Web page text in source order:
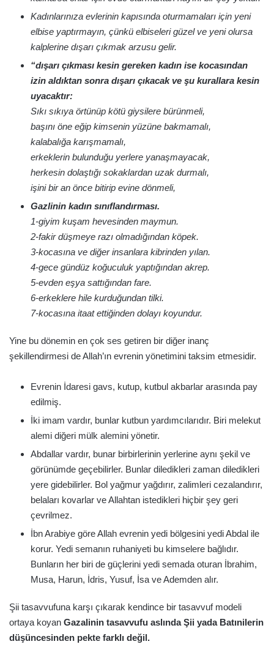
Kadınlarınıza evlerinin kapısında oturmamaları için yeni
elbise yaptırmayın, çünkü elbiseleri güzel ve yeni olursa
kalplerine dışarı çıkmak arzusu gelir.
“dışarı çıkması kesin gereken kadın ise kocasından
izin aldıktan sonra dışarı çıkacak ve şu kurallara kesin
uyacaktır:
Sıkı sıkıya örtünüp kötü giysilere bürünmeli,
başını öne eğip kimsenin yüzüne bakmamalı,
kalabalığa karışmamalı,
erkeklerin bulunduğu yerlere yanaşmayacak,
herkesin dolaştığı sokaklardan uzak durmalı,
işini bir an önce bitirip evine dönmeli,
Gazlinin kadın sınıflandırması.
1-giyim kuşam hevesinden maymun.
2-fakir düşmeye razı olmadığından köpek.
3-kocasına ve diğer insanlara kibrinden yılan.
4-gece gündüz koğuculuk yaptığından akrep.
5-evden eşya sattığından fare.
6-erkeklere hile kurduğundan tilki.
7-kocasına itaat ettiğinden dolayı koyundur.
Yine bu dönemin en çok ses getiren bir diğer inanç
şekillendirmesi de Allah’ın evrenin yönetimini taksim etmesidir.
Evrenin İdaresi gavs, kutup, kutbul akbarlar arasında pay
edilmiş.
İki imam vardır, bunlar kutbun yardımcılarıdır. Biri melekut
alemi diğeri mülk alemini yönetir.
Abdallar vardır, bunar birbirlerinin yerlerine aynı şekil ve
görünümde geçebilirler. Bunlar diledikleri zaman diledikleri
yere gidebilirler. Bol yağmur yağdırır, zalimleri cezalandırır,
belaları kovarlar ve Allahtan istedikleri hiçbir şey geri
çevrilmez.
İbn Arabiye göre Allah evrenin yedi bölgesini yedi Abdal ile
korur. Yedi semanın ruhaniyeti bu kimselere bağlıdır.
Bunların her biri de güçlerini yedi semada oturan İbrahim,
Musa, Harun, İdris, Yusuf, İsa ve Ademden alır.
Şii tasavvufuna karşı çıkarak kendince bir tasavvuf modeli
ortaya koyan Gazalinin tasavvufu aslında Şii yada Batınilerin
düşüncesinden pekte farklı değil.